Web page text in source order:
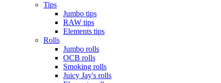
Tips
Jumbo tips
RAW tips
Elements tips
Rolls
Jumbo rolls
OCB rolls
Smoking rolls
Juicy Jay's rolls